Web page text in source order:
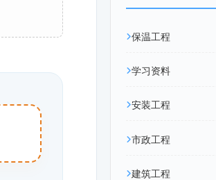
保温工程
学习资料
安装工程
市政工程
建筑工程